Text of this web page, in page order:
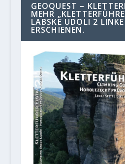
GEOQUEST –
MEHR
LABSKE UDOLI 2 LINKE
ERSCHIENEN.